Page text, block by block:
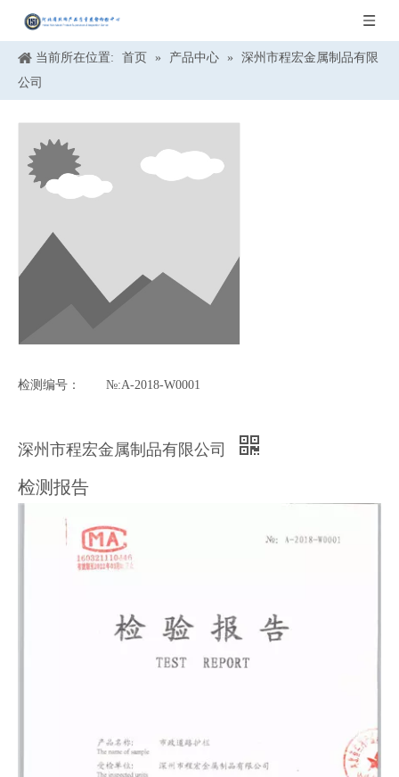
当前所在位置: 首页 » 产品中心 »
深州市程宏金属制品有限
公司
检测编号： №:A-2018-W0001
深州市程宏金属制品有限公司
检测报告